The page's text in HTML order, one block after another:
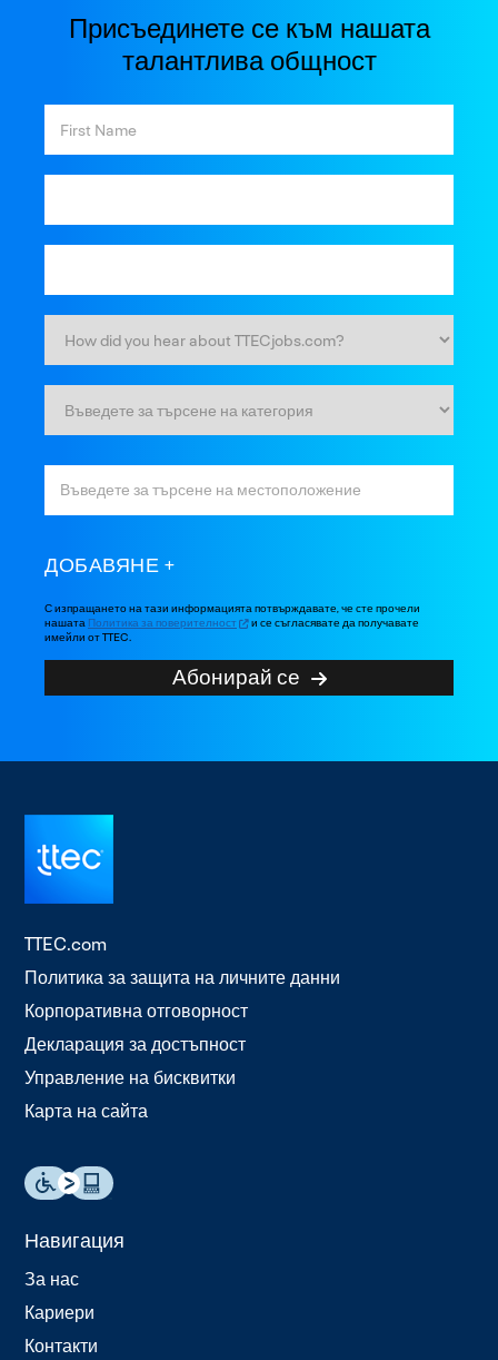
Присъединете се към нашата
талантлива общност
ДОБАВЯНЕ
С изпращането на тази информацията потвърждавате, че сте прочели
нашата Политика за поверителност
и се съгласявате да получавате
имейли от TTEC.
Абонирай се
TTEC.com
Политика за защита на личните данни
Корпоративна отговорност
Декларация за достъпност
Управление на бисквитки
Карта на сайта
Навигация
За нас
Кариери
Контакти